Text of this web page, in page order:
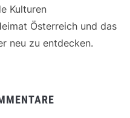
Kulturen
Österreich und das
neu zu entdecken.